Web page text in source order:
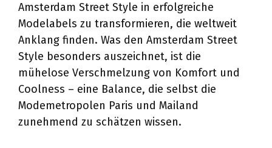
Amsterdam Street Style in erfolgreiche
Modelabels zu transformieren, die weltweit
Anklang finden. Was den Amsterdam Street
Style besonders auszeichnet, ist die
mühelose Verschmelzung von Komfort und
Coolness – eine Balance, die selbst die
Modemetropolen Paris und Mailand
zunehmend zu schätzen wissen.